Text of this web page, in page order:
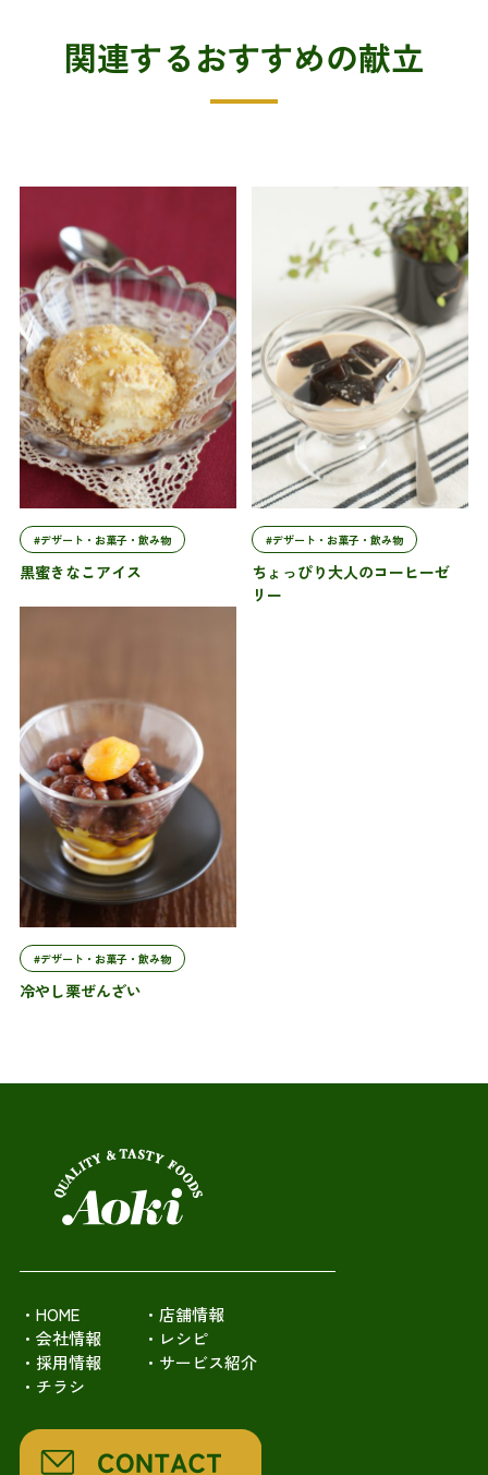
関連するおすすめの献立
#デザート・お菓子・飲み物
黒蜜きなこアイス
#デザート・お菓子・飲み物
ちょっぴり大人のコーヒーゼ
リー
#デザート・お菓子・飲み物
冷やし栗ぜんざい
・HOME
・店舗情報
・会社情報
・レシピ
・採用情報
・サービス紹介
・チラシ